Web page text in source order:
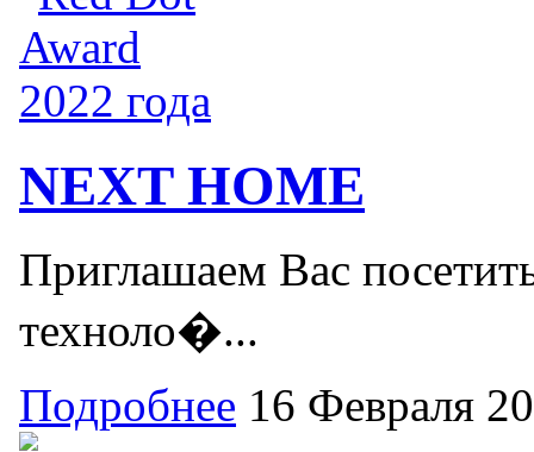
NEXT HOME
Приглашаем Вас
техноло�...
Подробнее 16 Февраля